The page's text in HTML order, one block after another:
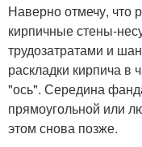
Наверно отмечу, что
кирпичные стены-
трудозатратами и
раскладки кирпича в
"ось". Середина
прямоугольной или
этом снова позже.